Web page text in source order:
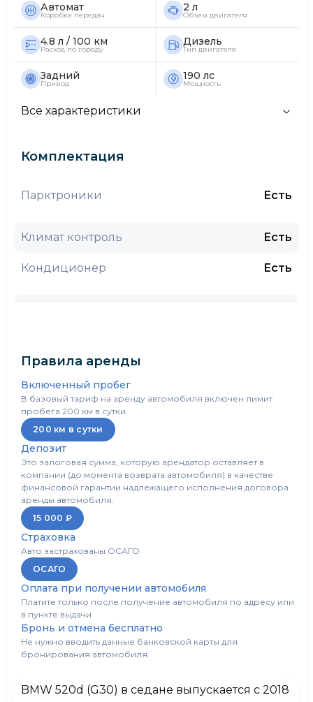
Автомат
Коробка передач
2 л
Объем двигателя
4.8 л / 100 км
Расход по городу
Дизель
Тип двигателя
Задний
Привод
190 лс
Мощность
Все характеристики
Комплектация
Парктроники Есть
Климат контроль Есть
Кондиционер Есть
CarPlay
Обогрев сидений/стекл
Обогрев лобового стекла
Обогрев руля Есть
Электропривод боковых зеркал
Bluetooth
USB Есть
AUX
Правила аренды
Включенный пробег
В базовый тариф на аренду автомобиля включен лимит
пробега 200 км в сутки.
200 км в сутки
Депозит
Это залоговая сумма, которую арендатор оставляет в
компании (до момента возврата автомобиля) в качестве
финансовой гарантии надлежащего исполнения договора
аренды автомобиля.
15 000 ₽
Страховка
Авто застрахованы ОСАГО
ОСАГО
Оплата при получении автомобиля
Платите только после получение автомобиля по адресу или
в пункте выдачи
Бронь и отмена бесплатно
Не нужно вводить данные банковской карты для
бронирования автомобиля.
BMW 520d (G30) в седане выпускается с 2018